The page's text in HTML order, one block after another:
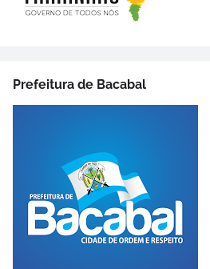
Prefeitura de Bacabal